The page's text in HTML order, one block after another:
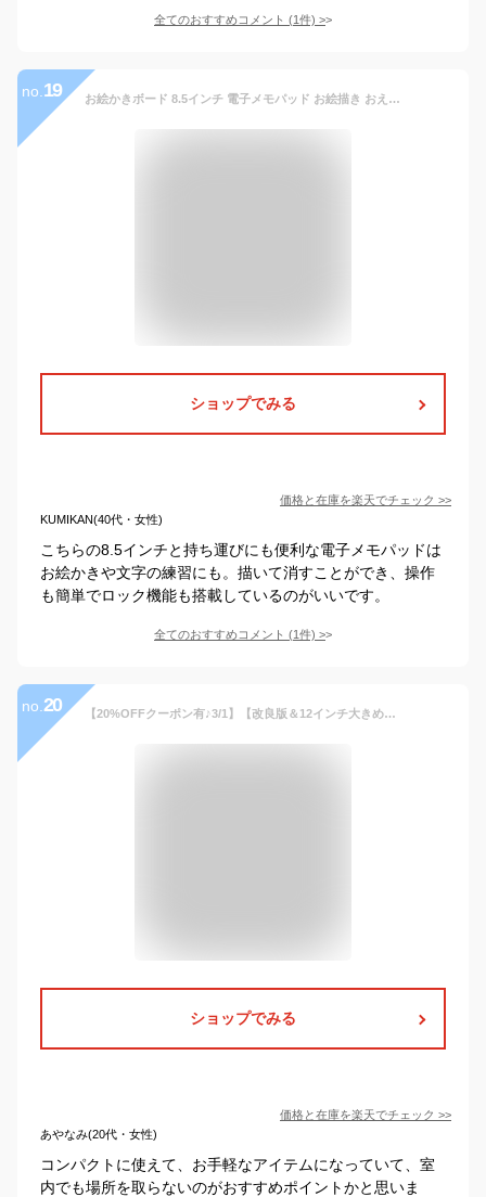
全てのおすすめコメント (1件) >
no. 19 お絵かきボード 8.5インチ 電子メモパッド お絵描き おえかきボード 電池交換可能 ロック機能搭載 書いて消せるボード おもちゃ 幼児教育学習 知育玩具 子供用 電子パッド 電子メモ 落書き 女の子 男の子 誕生日 プレゼント 日本語説明書 3歳 4歳 5歳 6歳 ブルー/パープル
ショップでみる
価格と在庫を楽天でチェック >>
KUMIKAN(40代・女性)
こちらの8.5インチと持ち運びにも便利な電子メモパッドは
お絵かきや文字の練習にも。描いて消すことができ、操作
も簡単でロック機能も搭載しているのがいいです。
全てのおすすめコメント (1件) >
no. 20 【20%OFFクーポン有♪3/1】【改良版＆12インチ大きめ】おえかきボード デジタルメモパッド 大きい お絵描きパッド 子供用 電子メモ帳 おもちゃ 手書き 伝言 おうち遊び クリスマス こどもの日 プレゼント
ショップでみる
価格と在庫を楽天でチェック >>
あやなみ(20代・女性)
コンパクトに使えて、お手軽なアイテムになっていて、室
内でも場所を取らないのがおすすめポイントかと思いま